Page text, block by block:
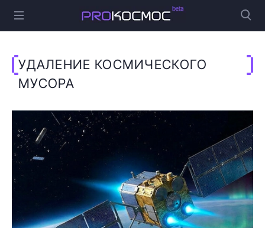
УДАЛЕНИЕ КОСМИЧЕСКОГО
МУСОРА